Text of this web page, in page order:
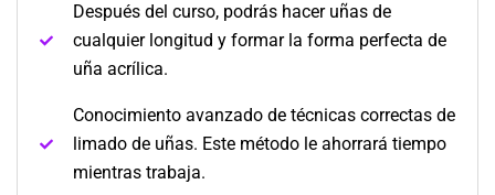
Después del curso, podrás hacer uñas de
cualquier longitud y formar la forma perfecta de
uña acrílica.
Conocimiento avanzado de técnicas correctas de
limado de uñas. Este método le ahorrará tiempo
mientras trabaja.